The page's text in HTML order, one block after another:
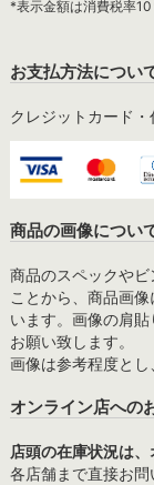
*表示金額は消費税率10
お支払方法につい
クレジットカード・
商品の画像につい
商品のスペックや
ことから、商品画
います。画像の肩
お願い致します。
画像は参考程度とし
オンライン店への
店頭の在庫状況は
各店舗まで直接お問